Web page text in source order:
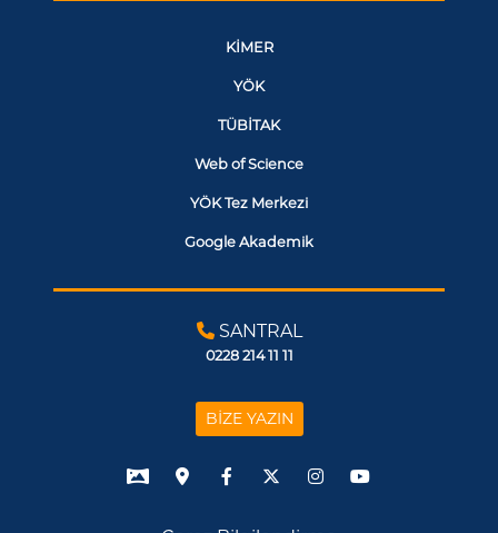
KİMER
YÖK
TÜBİTAK
Web of Science
YÖK Tez Merkezi
Google Akademik
SANTRAL
0228 214 11 11
BİZE YAZIN